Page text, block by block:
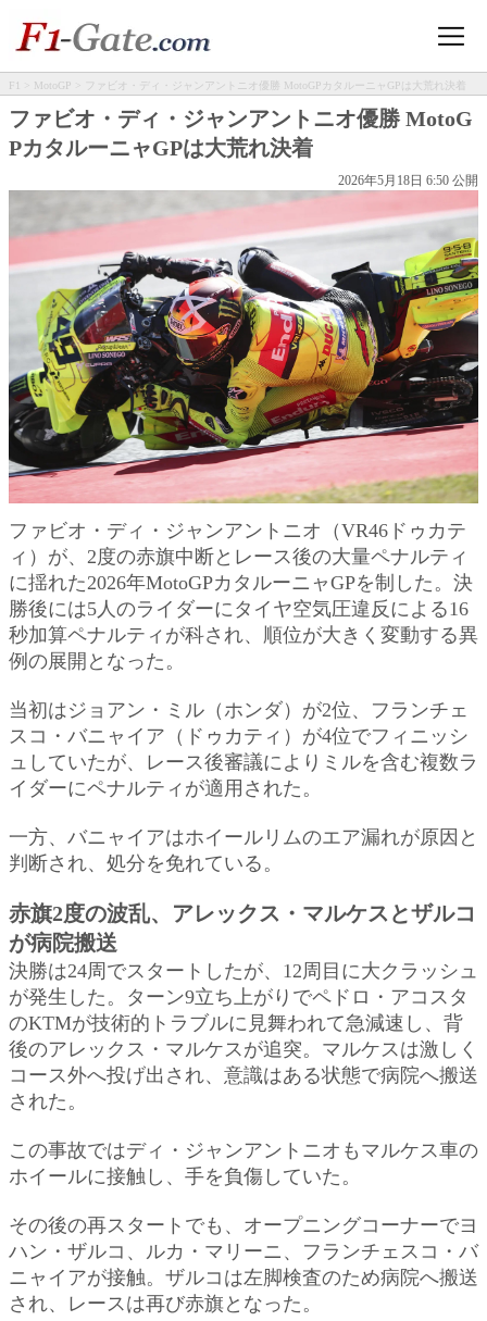
F1 > MotoGP > ファビオ・ディ・ジャンアントニオ優勝 MotoGPカタルーニャGPは大荒れ決着
ファビオ・ディ・ジャンアントニオ優勝 MotoG
PカタルーニャGPは大荒れ決着
2026年5月18日 6:50 公開
ファビオ・ディ・ジャンアントニオ（VR46ドゥカテ
ィ）が、2度の赤旗中断とレース後の大量ペナルティ
に揺れた2026年MotoGPカタルーニャGPを制した。決
勝後には5人のライダーにタイヤ空気圧違反による16
秒加算ペナルティが科され、順位が大きく変動する異
例の展開となった。
当初はジョアン・ミル（ホンダ）が2位、フランチェ
スコ・バニャイア（ドゥカティ）が4位でフィニッシ
ュしていたが、レース後審議によりミルを含む複数ラ
イダーにペナルティが適用された。
一方、バニャイアはホイールリムのエア漏れが原因と
判断され、処分を免れている。
赤旗2度の波乱、アレックス・マルケスとザルコ
が病院搬送
決勝は24周でスタートしたが、12周目に大クラッシュ
が発生した。ターン9立ち上がりでペドロ・アコスタ
のKTMが技術的トラブルに見舞われて急減速し、背
後のアレックス・マルケスが追突。マルケスは激しく
コース外へ投げ出され、意識はある状態で病院へ搬送
された。
この事故ではディ・ジャンアントニオもマルケス車の
ホイールに接触し、手を負傷していた。
その後の再スタートでも、オープニングコーナーでヨ
ハン・ザルコ、ルカ・マリーニ、フランチェスコ・バ
ニャイアが接触。ザルコは左脚検査のため病院へ搬送
され、レースは再び赤旗となった。